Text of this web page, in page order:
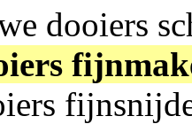
dooiers